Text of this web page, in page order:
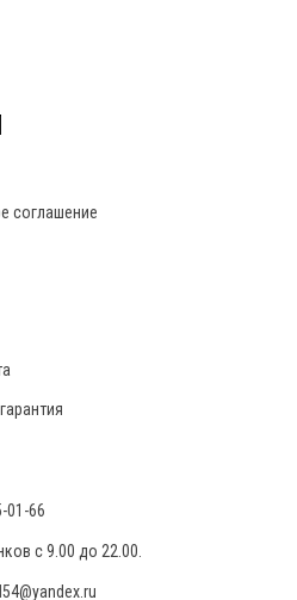
соглашение
01-66
с 9.00 до 22.00.